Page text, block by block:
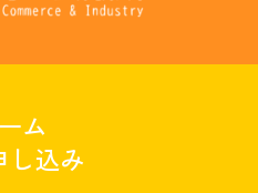
ム
し込み